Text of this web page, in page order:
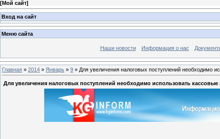
[Мой сайт]
Вход на сайт
Меню сайта
Наши новости Информация о нас
Главная » 2014 » Январь » 9 » Для увеличения налоговых поступлений необходимо
Для увеличения налоговых поступлений необходимо использовать кассовые